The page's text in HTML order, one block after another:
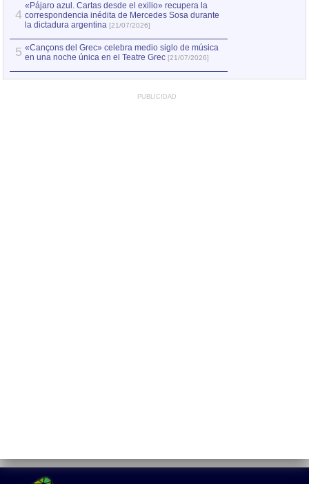
4
«Pájaro azul. Cartas desde el exilio» recupera la
correspondencia inédita de Mercedes Sosa durante
la dictadura argentina [21/07/2026]
5 «Cançons del Grec» celebra medio siglo de música
en una noche única en el Teatre Grec [21/07/2026]
PUBLICIDAD